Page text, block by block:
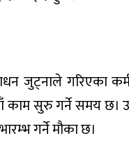
जुट्नाले गरिएका
सुरु गर्ने समय छ।
गर्ने मौका छ।